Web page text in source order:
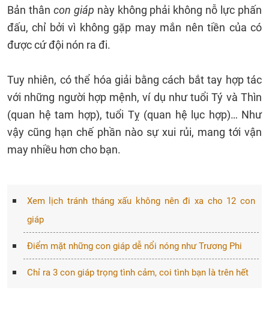
Bản thân con giáp này không phải không nỗ lực phấn
đấu, chỉ bởi vì không gặp may mắn nên tiền của có
được cứ đội nón ra đi.
Tuy nhiên, có thể hóa giải bằng cách bắt tay hợp tác
với những người hợp mệnh, ví dụ như tuổi Tý và Thìn
(quan hệ tam hợp), tuổi Tỵ (quan hệ lục hợp)… Như
vậy cũng hạn chế phần nào sự xui rủi, mang tới vận
may nhiều hơn cho bạn.
Xem lịch tránh tháng xấu không nên đi xa cho 12 con
giáp
Điểm mặt những con giáp dễ nổi nóng như Trương Phi
Chỉ ra 3 con giáp trọng tình cảm, coi tình bạn là trên hết